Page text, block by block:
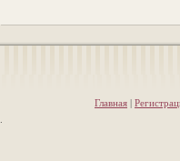
Главная |